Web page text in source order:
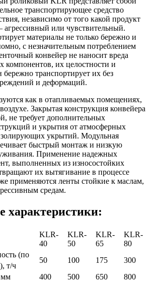
транспортирующее средство
независимо от того какой продукт
агрессивный или чувствительный.
материалы не только бережно и
с незначительным потреблением
конвейер не наносит вреда
компонентов, их целостности и
транспортирует их без
и деформаций.
как в отапливаемых помещениях,
Закрытая конструкция конвейера
не требует дополнительных
и укрытия от атмосферных
укрытий. Модульная
быстрый монтаж и низкую
Применение надежных
выполненных из износостойких
их вытягивание в процессе
применяются ленты стойкие к маслам,
средам.
характеристики:
KLR-
40
KLR-
50
KLR-
65
KLR-
80
(по
), т/ч
50 100 175
300
мм
400 500 650
800